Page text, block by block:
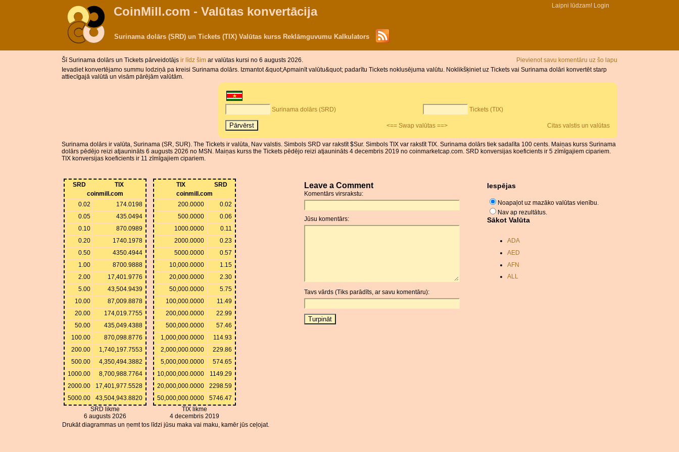
CoinMill.com - Valūtas konvertācija Laipni lūdzam! Login
Surinama dolārs (SRD) un Tickets (TIX) Valūtas kurss Reklāmguvumu Kalkulators
Pievienot savu komentāru uz šo lapu
Šī Surinama dolārs un Tickets pārveidotājs ir līdz šim ar valūtas kursi no 6 augusts 2026.
Ievadiet konvertējamo summu lodziņā pa kreisi Surinama dolārs. Izmantot &quot;Apmainīt valūtu&quot; padarītu Tickets noklusējuma valūtu. Noklikšķiniet uz Tickets vai Surinama dolāri konvertēt starp
attiecīgajā valūtā un visām pārējām valūtām.
Surinama dolārs (SRD) Tickets (TIX)
<== Swap valūtas ==> Citas valstis un valūtas
Surinama dolārs ir valūta, Surinama (SR, SUR). The Tickets ir valūta, Nav valstis. Simbols SRD var rakstīt $Sur. Simbols TIX var rakstīt TIX. Surinama dolārs tiek sadalīta 100 cents. Maiņas kurss Surinama
dolārs pēdējo reizi atjaunināts 6 augusts 2026 no MSN. Maiņas kurss the Tickets pēdējo reizi atjaunināts 4 decembris 2019 no coinmarketcap.com. SRD konversijas koeficients ir 5 zīmīgajiem cipariem.
TIX konversijas koeficients ir 11 zīmīgajiem cipariem.
SRD
TIX
coinmill.com
0.02
174.0198
0.05
435.0494
0.10
870.0989
0.20
1740.1978
0.50
4350.4944
1.00
8700.9888
2.00
17,401.9776
5.00
43,504.9439
10.00
87,009.8878
20.00
174,019.7755
50.00
435,049.4388
100.00
870,098.8776
200.00
1,740,197.7553
500.00
4,350,494.3882
1000.00
8,700,988.7764
2000.00
17,401,977.5528
5000.00
43,504,943.8820
SRD likme
6 augusts 2026
TIX
SRD
coinmill.com
200.0000
0.02
500.0000
0.06
1000.0000
0.11
2000.0000
0.23
5000.0000
0.57
10,000.0000
1.15
20,000.0000
2.30
50,000.0000
5.75
100,000.0000
11.49
200,000.0000
22.99
500,000.0000
57.46
1,000,000.0000
114.93
2,000,000.0000
229.86
5,000,000.0000
574.65
10,000,000.0000
1149.29
20,000,000.0000
2298.59
50,000,000.0000
5746.47
TIX likme
4 decembris 2019
Drukāt diagrammas un ņemt tos līdzi jūsu maka vai maku, kamēr jūs ceļojat.
Leave a Comment
Komentārs virsrakstu:
Jūsu komentārs:
Tavs vārds (Tiks parādīts, ar savu komentāru):
Iespējas
Noapaļot uz mazāko valūtas vienību.
Nav ap rezultātus.
Sākot Valūta
ADA
AED
AFN
ALL